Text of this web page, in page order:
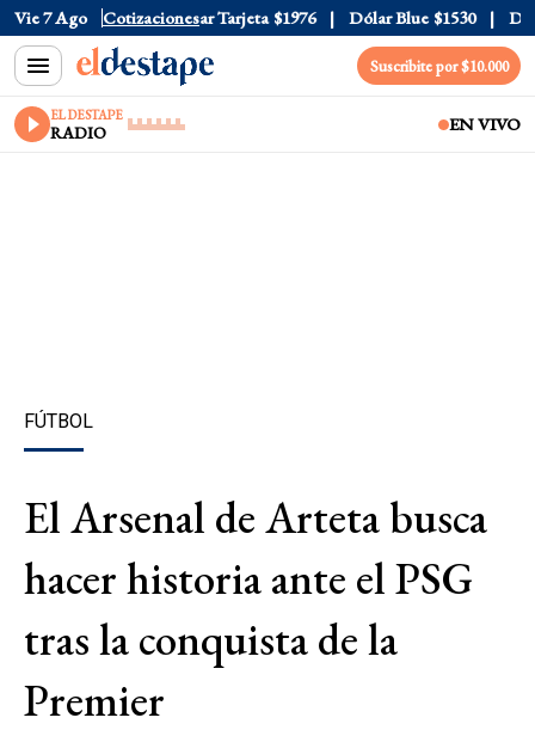
Vie 7 Ago Cotizaciones
Oficial $1520 Dólar Tarjeta $1976 Dólar Blue $1530 Dólar
Suscribite por $10.000
EL DESTAPE
RADIO EN VIVO
FÚTBOL
El Arsenal de Arteta busca
hacer historia ante el PSG
tras la conquista de la
Premier